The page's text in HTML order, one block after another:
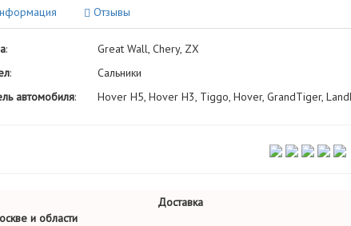
Отзывы
:
Great Wall, Chery, ZX
:
Сальники
автомобиля: Hover H5, Hover H3, Tiggo, Hover, GrandTiger,
Доставка
и области